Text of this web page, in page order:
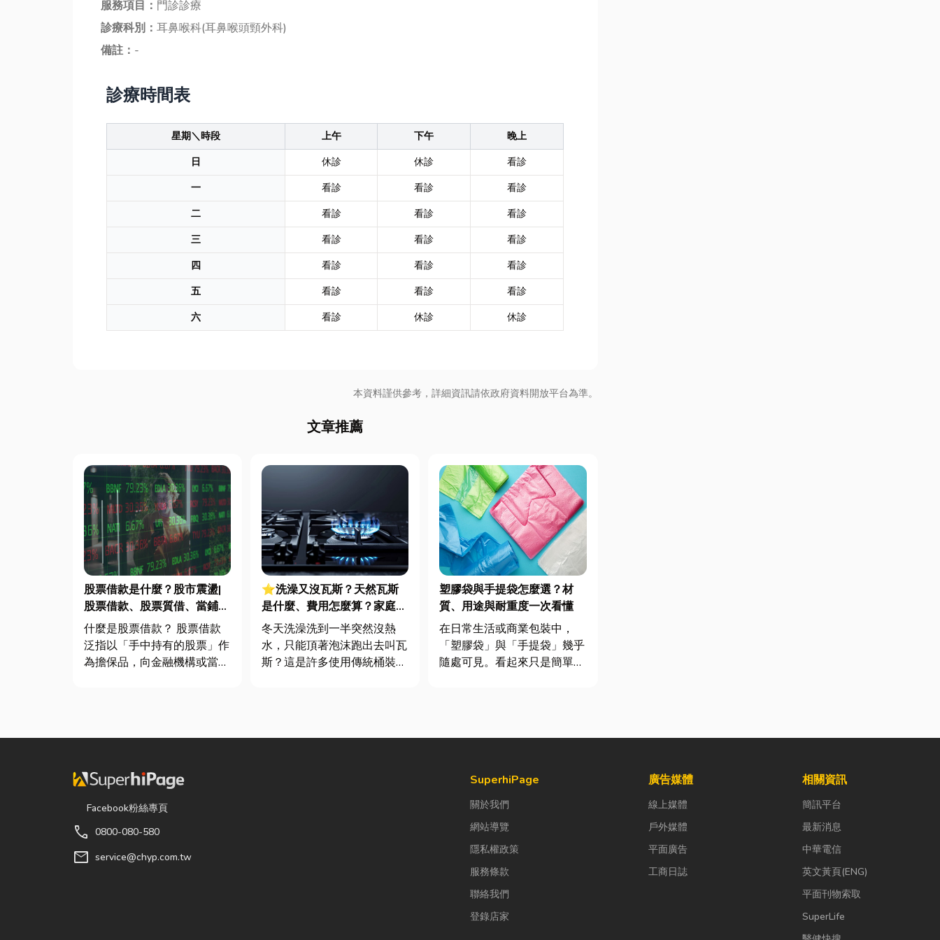
服務項目： 門診診療
診療科別： 耳鼻喉科(耳鼻喉頭頸外科)
備註： -
診療時間表
星期＼時段 上午 下午
晚上
日
休診 休診
看診
一
看診 看診
看診
二
看診 看診
看診
三
看診 看診
看診
四
看診 看診
看診
五
看診 看診
看診
六
看診 休診 休診
本資料謹供參考，詳細資訊請依政府資料開放平台為準。
文章推薦
股票借款是什麼？股市震盪|
股票借款、股票質借、當鋪借
款完整比較
什麼是股票借款？ 股票借款
泛指以「手中持有的股票」作
為擔保品，向金融機構或當舖
款，以...
⭐洗澡又沒瓦斯？天然瓦斯
是什麼、費用怎麼算？家庭能
源選擇與配管工程全解析
冬天洗澡洗到一半突然沒熱
水，只能頂著泡沫跑出去叫瓦
斯？這是許多使用傳統桶裝瓦
塑膠袋與手提袋怎麼選？材
質、用途與耐重度一次看懂
在日常生活或商業包裝中，
「塑膠袋」與「手提袋」幾乎
隨處可見。看起來只是簡單的
提袋的...
Facebook粉絲專頁
call 0800-080-580
mail service@chyp.com.tw
SuperhiPage
關於我們
網站導覽
隱私權政策
服務條款
聯絡我們
登錄店家
廣告媒體
線上媒體
戶外媒體
平面廣告
工商日誌
相關資訊
簡訊平台
最新消息
中華電信
英文黃頁(ENG)
平面刊物索取
SuperLife